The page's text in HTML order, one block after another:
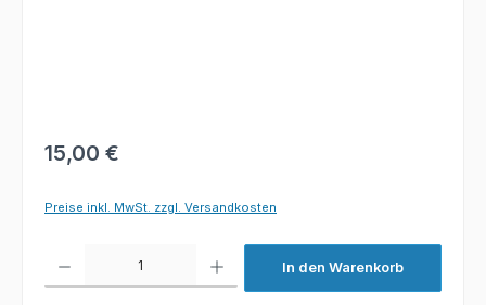
15,00 €
Preise inkl. MwSt. zzgl. Versandkosten
In den Warenkorb